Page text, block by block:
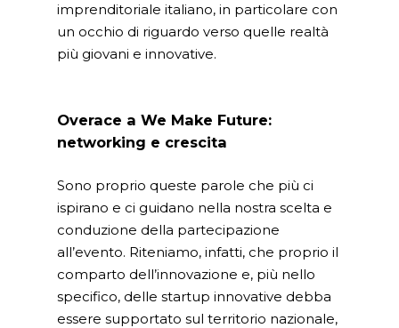
imprenditoriale italiano, in particolare con
un occhio di riguardo verso quelle realtà
più giovani e innovative.
Overace a We Make Future:
networking e crescita
Sono proprio queste parole che più ci
ispirano e ci guidano nella nostra scelta e
conduzione della partecipazione
all’evento. Riteniamo, infatti, che proprio il
comparto dell’innovazione e, più nello
specifico, delle startup innovative debba
essere supportato sul territorio nazionale,